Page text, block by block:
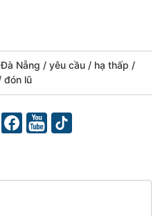
Góc nhìn VOV1
Bình luận
10 phút Sự kiện - Luận bàn
Câu chuyện thời sự
Diễn đàn chủ nhật
Đà Nẵng yêu cầu
hạ thấp
đón lũ